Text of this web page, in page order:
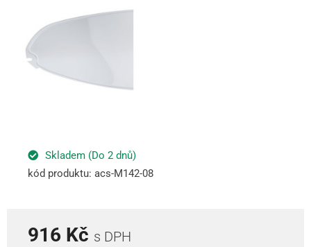
Skladem (Do 2 dnů)
kód produktu: acs-M142-08
916 Kč s DPH